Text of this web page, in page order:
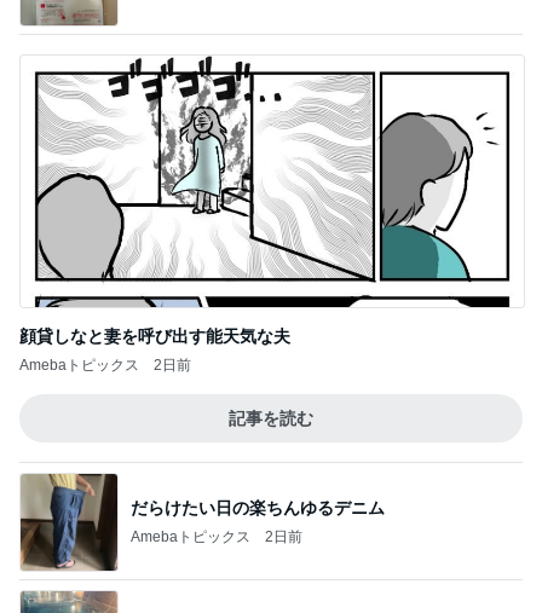
顔貸しなと妻を呼び出す能天気な夫
Amebaトピックス 2日前
記事を読む
だらけたい日の楽ちんゆるデニム
Amebaトピックス 2日前